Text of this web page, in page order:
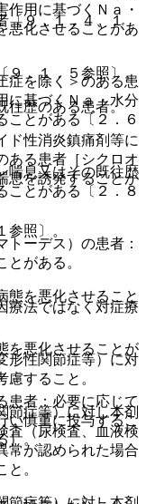
作用に基づくＮａ・
悪化させることがあ
症を除く＞のある患
に基づくＮａ・水分
ことがある〔２．６
喘息又はその既往歴
ことがある〔２．８
ーデス）の患者：
がある。
を悪化させること
を悪化させることが
患者：必要に応じて
い慎重に投与するこ
）。
〔９．１．４、１
９．１．５参照〕。
歴のある患者。
性消炎鎮痛剤等に
ある患者［シクロオ
息を誘発することが
照〕。
療法ではなく対症療
形性関節症等）に対
すること。
症等）に対し本剤
査（尿検査、血液検
常が認められた場合
。